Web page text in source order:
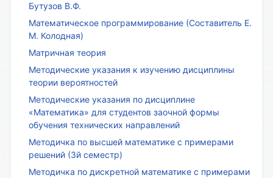
Бутузов В.Ф.
Математическое программирование (Составитель Е.
М. Колодная)
Матричная теория
Методические указания к изучению дисциплины
теории вероятностей
Методические указания по дисциплине
«Математика» для студентов заочной формы
обучения технических направлений
Методичка по высшей математике с примерами
решений (3й семестр)
Методичка по дискретной математике с примерами